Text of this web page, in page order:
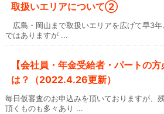
取扱いエリアについて②
広島・岡山まで取扱いエリアを広げて早3
ではありますが ...
【会社員・年金受給者・パートの
は？（2022.4.26更新）
毎日仮審査のお申込みを頂いておりますが、
頂くものも多々あり ...